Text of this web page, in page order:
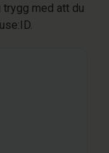
trygg med att du